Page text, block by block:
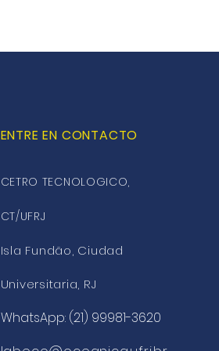
ENTRE EN CONTACTO
CETRO TECNOLOGICO,
CT/UFRJ
Isla Fundão, Ciudad
Universitaria, RJ
WhatsApp: (21) 99981-3620